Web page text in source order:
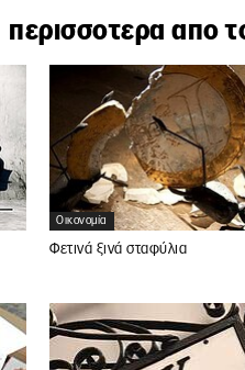
περισσοτερα απο
Οικονομία
Φετινά ξινά σταφύλια